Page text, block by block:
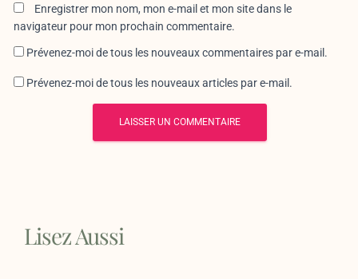
Enregistrer mon nom, mon e-mail et mon site dans le
navigateur pour mon prochain commentaire.
Prévenez-moi de tous les nouveaux commentaires par e-mail.
Prévenez-moi de tous les nouveaux articles par e-mail.
Lisez Aussi